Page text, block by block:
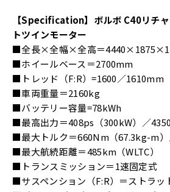
【Specification】ボルボ C40リチ
トツインモーター
■全長×全幅×全高＝
■ホイールベース＝2700mm
■トレッド（F:R）=1600／1610mm
■車両重量＝2160kg
■バッテリー容量=78kWh
■最高出力＝408ps（300kW）／
■最大トルク＝660Nm（67.3kg-m
■最大航続距離＝485km（WLTC）
■トランスミッション＝1速固定式
■サスペンション（F:R）＝ストラッ